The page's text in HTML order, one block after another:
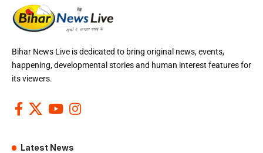
Bihar News Live is dedicated to bring original news, events,
happening, developmental stories and human interest features for
its viewers.
Latest News